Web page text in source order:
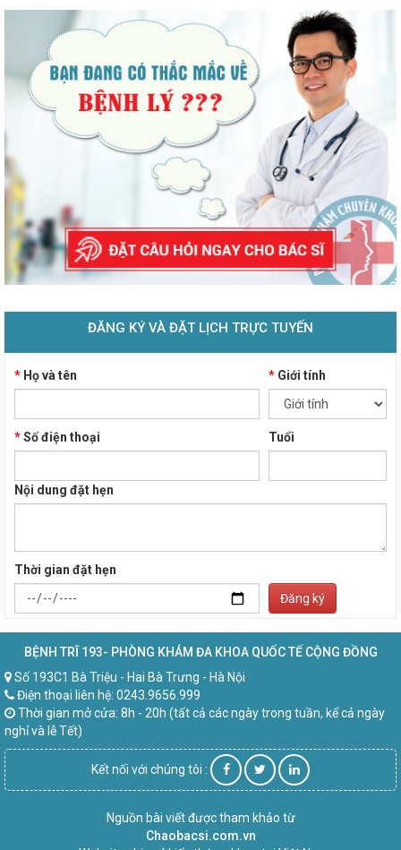
ĐĂNG KÝ VÀ ĐẶT LỊCH TRỰC TUYẾN
* Họ và tên *Giới tính
*Số điện thoại Tuổi
Nội dung đặt hẹn
Thời gian đặt hẹn
Đăng ký
BỆNH TRĨ 193- PHÒNG KHÁM ĐA KHOA QUỐC TẾ CỘNG ĐỒNG
Số 193C1 Bà Triệu - Hai Bà Trưng - Hà Nội
Điện thoại liên hệ: 0243.9656.999
Thời gian mở cửa: 8h - 20h (tất cả các ngày trong tuần, kể cả ngày
nghỉ và lễ Tết)
Kết nối với chúng tôi :
Nguồn bài viết được tham khảo từ
Chaobacsi.com.vn